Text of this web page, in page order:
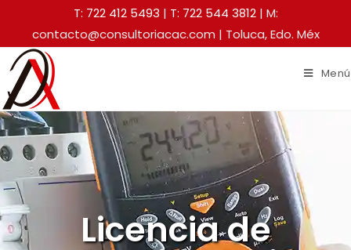
T: 722 412 5493 | T: 722 544 3812| M:
contacto@consultoriacac.com | Toluca, Edo. Méx
Menú
Licencia de